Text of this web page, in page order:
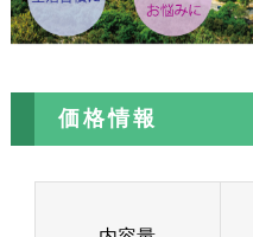
価格情報